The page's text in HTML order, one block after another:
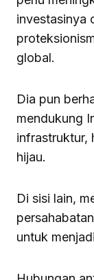
investasinya
global.
Dia pun
mendukung
infrastruktur,
hijau.
Di sisi lain,
untuk